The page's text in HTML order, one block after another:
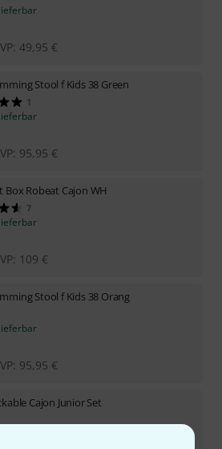
49,95 €
Stool f Kids 38 Green
1
95,95 €
Box Robeat Cajon WH
7
109 €
Stool f Kids 38 Orang
95,95 €
Cajon Junior Set